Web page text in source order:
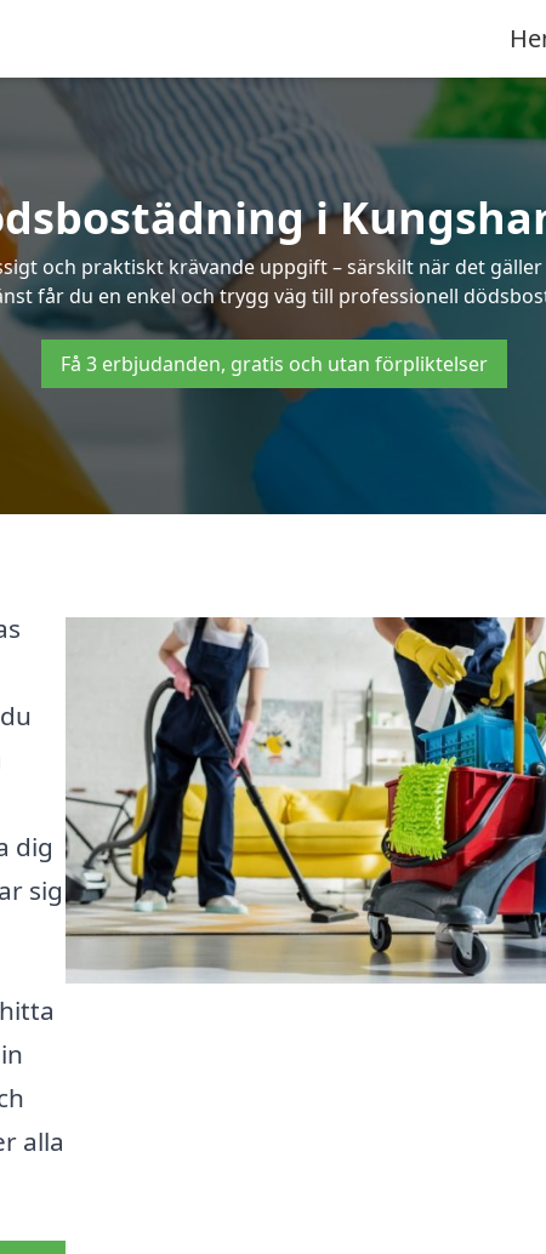
i
och praktiskt krävande uppgift – särskilt när det
får du en enkel och trygg väg till professionell
Få 3 erbjudanden, gratis och utan förpliktelser
dig
sig
alla